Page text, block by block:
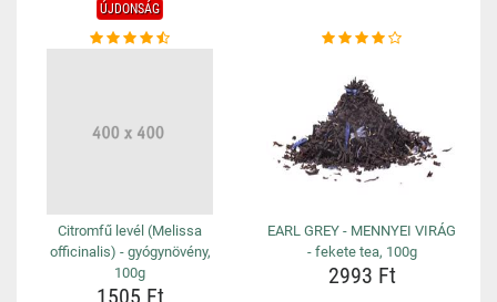
ÚJDONSÁG
Citromfű levél (Melissa
officinalis) - gyógynövény,
100g
1505 Ft
EARL GREY - MENNYEI VIRÁG
- fekete tea, 100g
2993 Ft